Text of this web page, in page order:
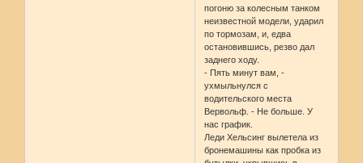
погоню за колесным танком
неизвестной модели, ударил
по тормозам, и, едва
остановившись, резво дал
заднего ходу.
- Пять минут вам, -
ухмыльнулся с
водительского места
Вервольф. - Не больше. У
нас график.
Леди Хельсинг вылетела из
бронемашины как пробка из